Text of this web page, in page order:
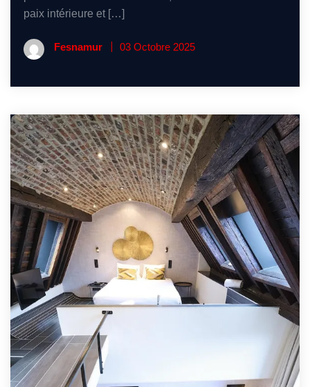
paix intérieure et […]
Fesnamur 03 Octobre 2025